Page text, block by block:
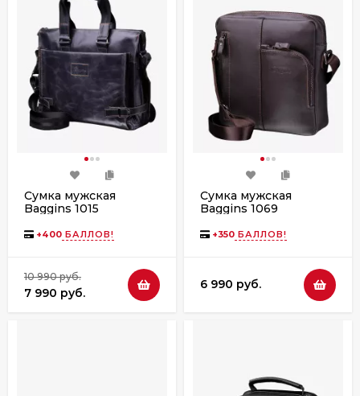
Сумка мужская
Baggins 1015
+400 БАЛЛОВ!
10 990 руб.
7 990 руб.
Сумка мужская
Baggins 1069
+350 БАЛЛОВ!
6 990 руб.